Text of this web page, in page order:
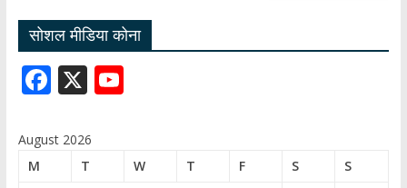
सोशल मीडिया कोना
F
e
X Y
T
August 2026
M
T W T F S
S